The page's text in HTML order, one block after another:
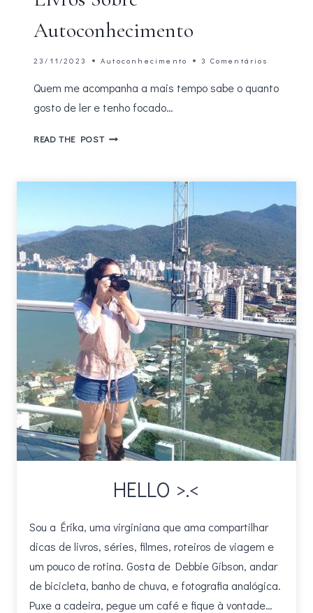
Autoconhecimento
23/11/2023 Autoconhecimento 3 Comentários
Quem me acompanha a mais tempo sabe o quanto
gosto de ler e tenho focado…
READ THE POSTO
COM
SOBRE
AUTOCONHECIMENTO
HELLO >.<
Sou a Érika, uma virginiana que ama compartilhar
dicas de livros, séries, filmes, roteiros de viagem e
um pouco de rotina. Gosta de Debbie Gibson, andar
de bicicleta, banho de chuva, e fotografia analógica.
Puxe a cadeira, pegue um café e fique à vontade…